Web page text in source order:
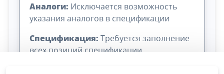
Аналоги: Исключается возможность
указания аналогов в спецификации
Спецификация: Требуется заполнение
всех позиций спецификации